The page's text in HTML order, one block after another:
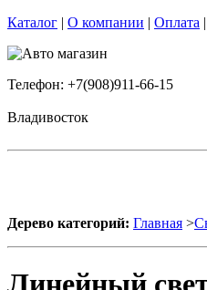
Каталог | О компании | Оплата |
Телефон: +7(908)911-66-15
Владивосток
Дерево категорий: Главная >